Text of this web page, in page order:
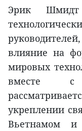
Эрик
влияние на
мировых
вместе с
укреплении
Вьетнамом и